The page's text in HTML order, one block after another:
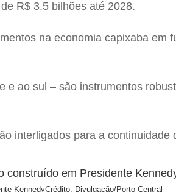
R$ 3.5 bilhões até 2028.
na economia capixaba
ao sul – são instrumentos
interligados para a
KennedyCrédito: Divulgação/Porto Central